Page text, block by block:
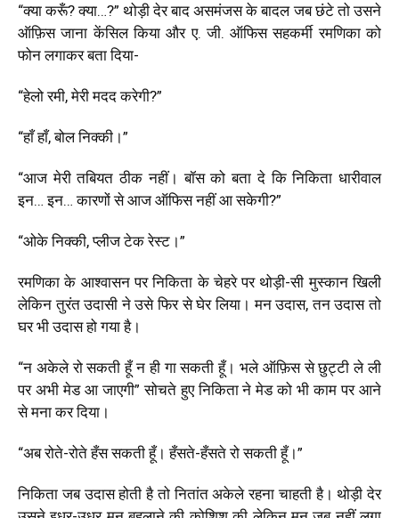
“क्या करूँ? क्या…?” थोड़ी देर बाद असमंजस के बादल जब छंटे तो उसने
ऑफ़िस जाना केंसिल किया और ए. जी. ऑफिस सहकर्मी रमणिका को
फोन लगाकर बता दिया-
“हेलोरमी,मेरी मदद करेगी?”
“हाँ हाँ,बोल निक्की।”
“आज मेरी तबियत ठीक नहीं। बॉस को बता दे कि निकिता धारीवाल
इन… इन… कारणों से आज ऑफिस नहीं आ सकेगी?”
“ओके निक्की,प्लीज टेक रेस्ट।”
रमणिका के आश्वासन पर निकिता के चेहरे पर थोड़ी-सी मुस्कान खिली
लेकिन तुरंत उदासी ने उसे फिर से घेर लिया। मन उदास, तन उदास तो
घर भी उदास हो गया है।
“न अकेले रो सकती हूँ न ही गा सकती हूँ। भले ऑफ़िस से छुट्टी ले ली
पर अभी मेड आ जाएगी”सोचते हुए निकिता ने मेड को भी काम पर आने
से मना कर दिया।
“अब रोते-रोते हँस सकती हूँ। हँसते-हँसते रो सकती हूँ।”
निकिता जब उदास होती है तो नितांत अकेले रहना चाहती है। थोड़ी देर